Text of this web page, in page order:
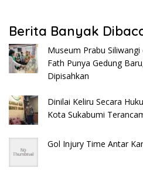
Berita Banyak
Museum Prabu
Fath Punya Gedung
Dipisahkan
Dinilai Keliru Secara
Kota Sukabumi
Gol Injury Time Antar